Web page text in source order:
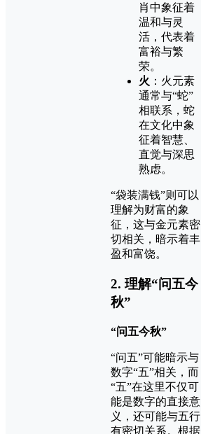
肖中象征着
温和与灵
活，代表着
富裕与繁
荣。
火 ：火元素
通常与“蛇”
相联系，蛇
在文化中象
征着智慧、
直觉与深思
熟虑。
“袋装满钱”则可以
理解为财富的象
征，这与金元素密
切相关，暗示着丰
盈和富饶。
2. 理解“问五今
秋”
“问五今秋”
“问五”可能暗示与
数字“五”相关，而
“五”在这里不仅可
能是数字的直接意
义，还可能与五行
有密切关系。根据